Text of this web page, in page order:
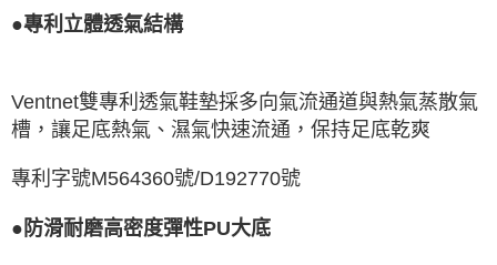
●專利立體透氣結構
Ventnet雙專利透氣鞋墊採多向氣流通道與熱氣蒸散氣
槽，讓足底熱氣、濕氣快速流通，保持足底乾爽
專利字號M564360號/D192770號
●防滑耐磨高密度彈性PU大底